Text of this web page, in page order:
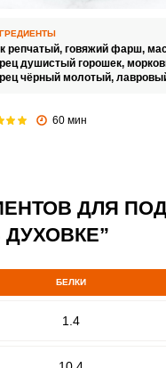
репчатый, говяжий фарш,
душистый горошек,
чёрный молотый,
60 мин
ДЛЯ
БЕЛКИ
1.4
Войдите
с помощью социальных